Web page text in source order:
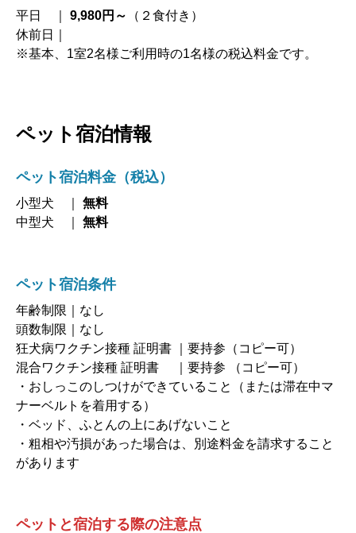
平日 ｜ 9,980円～
（２食付き）
休前日｜
※基本、1室2名様ご利用時の1名様の税込料金です。
ペット宿泊情報
ペット宿泊料金（税込）
小型犬 ｜ 無料
中型犬 ｜ 無料
ペット宿泊条件
年齢制限｜なし
頭数制限｜なし
狂犬病ワクチン接種 証明書 ｜要持参（コピー可）
混合ワクチン接種 証明書 ｜要持参 （コピー可）
・おしっこのしつけができていること（または滞在中マ
ナーベルトを着用する）
・ベッド、ふとんの上にあげないこと
・粗相や汚損があった場合は、別途料金を請求すること
があります
ペットと宿泊する際の注意点